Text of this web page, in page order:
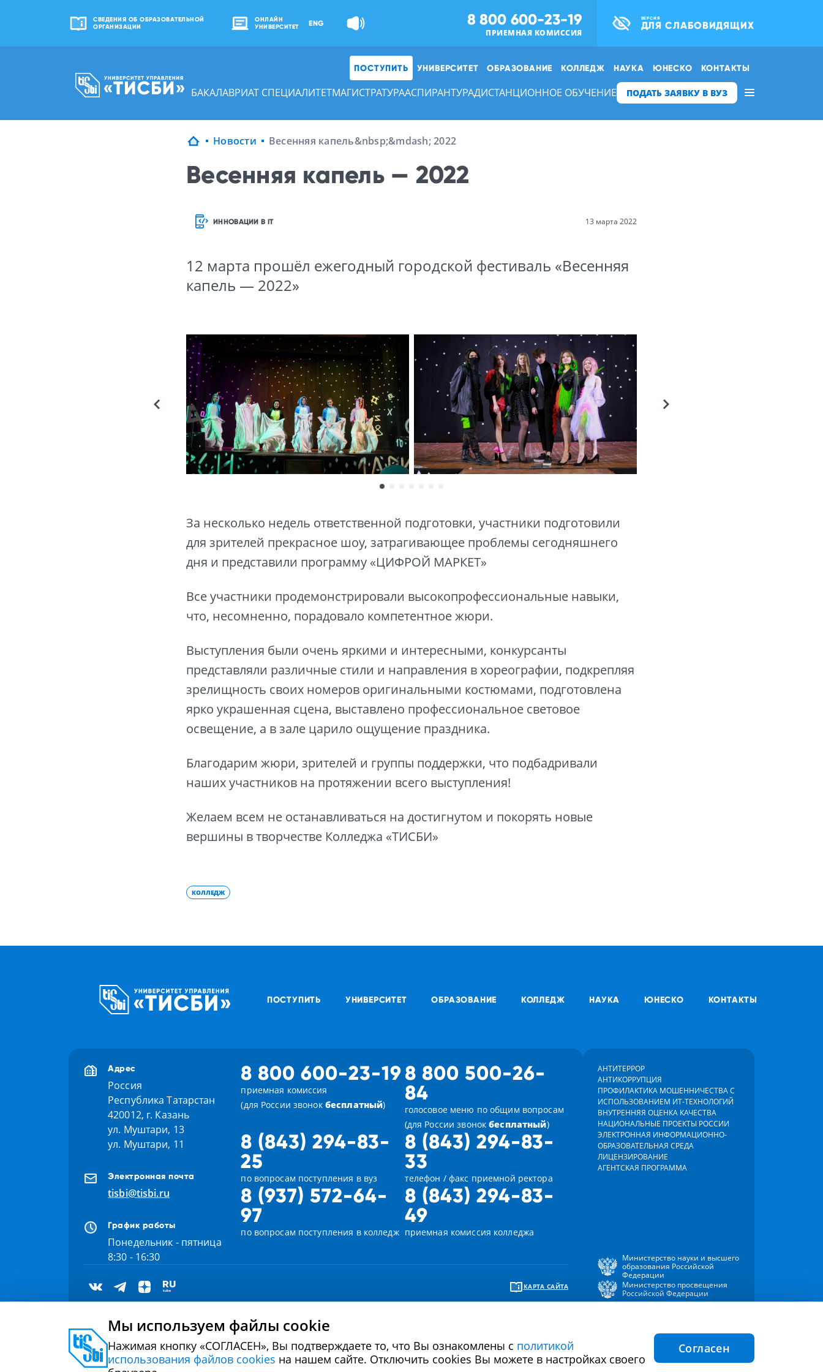
СВЕДЕНИЯ ОБ ОБРАЗОВАТЕЛЬНОЙ
ОРГАНИЗАЦИИ
ОНЛАЙН
УНИВЕРСИТЕТ
ENG 8 800 600-23-19
ПРИЕМНАЯ КОМИССИЯ
ВЕРСИЯ
ДЛЯ СЛАБОВИДЯЩИХ
ПОСТУПИТЬ УНИВЕРСИТЕТ ОБРАЗОВАНИЕ КОЛЛЕДЖ НАУКА ЮНЕСКО КОНТАКТЫ
БАКАЛАВРИАТ СПЕЦИАЛИТЕТМАГИСТРАТУРААСПИРАНТУРАДИСТАНЦИОННОЕ ОБУЧЕНИЕ ПОДАТЬ ЗАЯВКУ В ВУЗ
Новости Весенняя капель&nbsp;&mdash; 2022
Весенняя капель — 2022
ИННОВАЦИИ В IT 13 марта 2022
12 марта прошёл ежегодный городской фестиваль «Весенняя
капель — 2022»
За несколько недель ответственной подготовки, участники подготовили
для зрителей прекрасное шоу, затрагивающее проблемы сегодняшнего
дня и представили программу «ЦИФРОЙ МАРКЕТ»
Все участники продемонстрировали высокопрофессиональные навыки,
что, несомненно, порадовало компетентное жюри.
Выступления были очень яркими и интересными, конкурсанты
представляли различные стили и направления в хореографии, подкрепляя
зрелищность своих номеров оригинальными костюмами, подготовлена
ярко украшенная сцена, выставлено профессиональное световое
освещение, а в зале царило ощущение праздника.
Благодарим жюри, зрителей и группы поддержки, что подбадривали
наших участников на протяжении всего выступления!
Желаем всем не останавливаться на достигнутом и покорять новые
вершины в творчестве Колледжа «ТИСБИ»
КОЛЛЕДЖ
ПОСТУПИТЬ УНИВЕРСИТЕТ ОБРАЗОВАНИЕ КОЛЛЕДЖ НАУКА ЮНЕСКО КОНТАКТЫ
Адрес
Россия
Республика Татарстан
420012, г. Казань
ул. Муштари, 13
ул. Муштари, 11
Электронная почта
tisbi@tisbi.ru
График работы
Понедельник - пятница
8:30 - 16:30
8 800 600-23-19
приемная комиссия
(для России звонок бесплатный)
8 800 500-26-
84
голосовое меню по общим вопросам
(для России звонокбесплатный)
8 (843) 294-83-
25
по вопросам поступления в вуз
8 (843) 294-83-
33
телефон / факс приемной ректора
8 (937) 572-64-
97
по вопросам поступления в колледж
8 (843) 294-83-
49
приемная комиссия колледжа
КАРТА САЙТА
АНТИТЕРРОР
АНТИКОРРУПЦИЯ
ПРОФИЛАКТИКА МОШЕННИЧЕСТВА С
ИСПОЛЬЗОВАНИЕМ ИТ-ТЕХНОЛОГИЙ
ВНУТРЕННЯЯ ОЦЕНКА КАЧЕСТВА
НАЦИОНАЛЬНЫЕ ПРОЕКТЫ РОССИИ
ЭЛЕКТРОННАЯ ИНФОРМАЦИОННО-
ОБРАЗОВАТЕЛЬНАЯ СРЕДА
ЛИЦЕНЗИРОВАНИЕ
АГЕНТСКАЯ ПРОГРАММА
Министерство науки и высшего
образования Российской
Федерации
Министерство просвещения
Российской Федерации
2000 - 2026 © Университет управления «ТИСБИ»
Политика в отношении обработки персональных
данных
Политика использования файлов
cookie
Согласие на обработку персональных
Мы используем файлы cookie
Нажимая кнопку «СОГЛАСЕН», Вы подтверждаете то, что Вы ознакомлены с политикой
использования файлов cookies на нашем сайте. Отключить cookies Вы можете в настройках своего
Согласен